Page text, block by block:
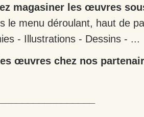
magasiner les œuvres
le menu déroulant, haut de
- Illustrations - Dessins - ...
œuvres chez nos